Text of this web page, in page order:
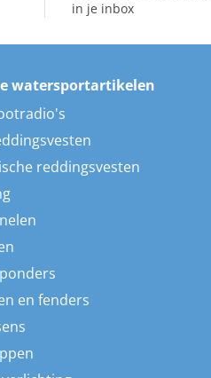
in je inbox
watersportartikelen
reddingsvesten
en fenders